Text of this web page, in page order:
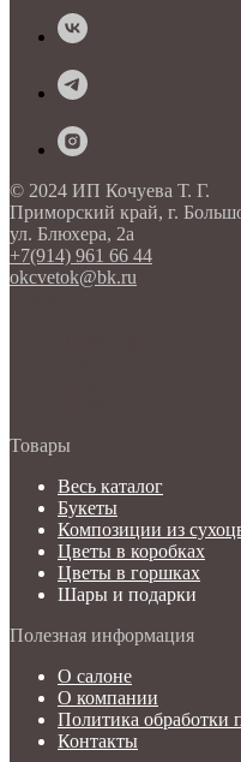
© 2024 ИП Кочуева Т. Г.
Приморский край, г.
ул. Блюхера, 2а
+7(914) 961 66 44
okcvetok@bk.ru
Товары
Весь каталог
Букеты
Композиции из
Цветы в коробках
Цветы в горшках
Шары и подарки
Полезная информация
О салоне
О компании
Политика обработки
Контакты